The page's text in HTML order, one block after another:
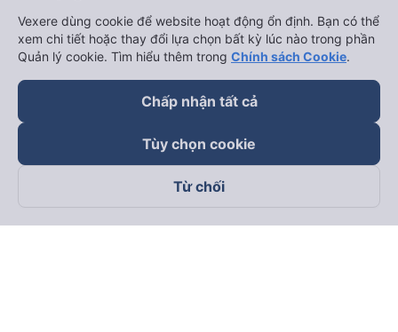
Hải Phòng đi Hà Nội
Xem tất cả tuyến đường
Vexere dùng cookie để website hoạt động ổn định. Bạn có thể
xem chi tiết hoặc thay đổi lựa chọn bất kỳ lúc nào trong phần
Quản lý cookie. Tìm hiểu thêm trong Chính sách Cookie.
Chấp nhận tất cả
Tùy chọn cookie
Từ chối